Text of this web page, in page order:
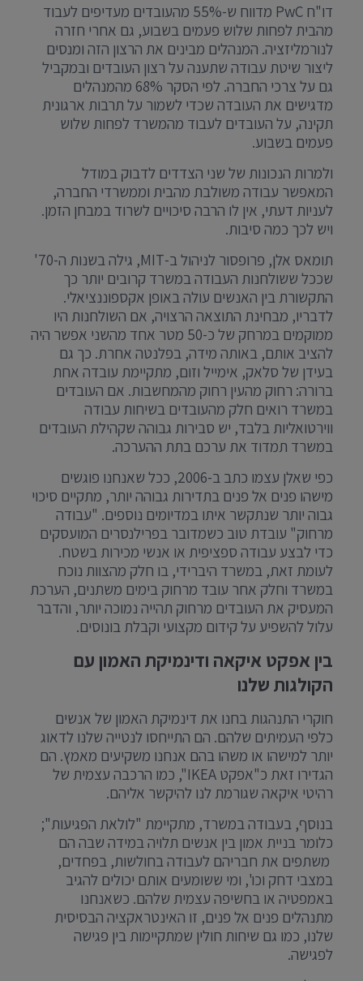
דו"ח PwC מדווח ש-55% מהעובדים מעדיפים לעבוד
מהבית לפחות שלוש פעמים בשבוע, גם אחרי חזרה
לנורמליזציה. המנהלים מבינים את הרצון הזה ומנסים
ליצור שיטת עבודה שתענה על רצון העובדים ובמקביל
גם על צרכי החברה. לפי הסקר 68% מהמנהלים
מדגישים את העובדה שכדי לשמור על תרבות ארגונית
תקינה, על העובדים לעבוד מהמשרד לפחות שלוש
פעמים בשבוע.
ולמרות הנכונות של שני הצדדים לדבוק במודל
המאפשר עבודה משולבת מהבית וממשרדי החברה,
לעניות דעתי, אין לו הרבה סיכויים לשרוד במבחן הזמן.
ויש לכך כמה סיבות.
תומאס אלן, פרופסור לניהול ב-MIT, גילה בשנות ה-70'
שככל ששולחנות העבודה במשרד קרובים יותר כך
התקשורת בין האנשים עולה באופן אקספוננציאלי.
לדבריו, מבחינת התוצאה הרצויה, אם השולחנות היו
ממוקמים במרחק של כ-50 מטר אחד מהשני אפשר היה
להציב אותם, באותה מידה, בפלנטה אחרת. כך גם
בעידן של סלאק, אימייל וזום, מתקיימת עובדה אחת
ברורה: רחוק מהעין רחוק מהמחשבות. אם העובדים
במשרד רואים חלק מהעובדים בשיחות עבודה
ווירטואליות בלבד, יש סבירות גבוהה שקהילת העובדים
במשרד תמדוד את ערכם בתת ההערכה.
כפי שאלן עצמו כתב ב-2006, ככל שאנחנו פוגשים
מישהו פנים אל פנים בתדירות גבוהה יותר, מתקיים סיכוי
גבוה יותר שנתקשר איתו במדיומים נוספים. "עבודה
מרחוק" עובדת טוב כשמדובר בפרילנסרים המועסקים
כדי לבצע עבודה ספציפית או אנשי מכירות בשטח.
לעומת זאת, במשרד היברידי, בו חלק מהצוות נוכח
במשרד וחלק אחר עובד מרחוק בימים משתנים, הערכת
המעסיק את העובדים מרחוק תהייה נמוכה יותר, והדבר
עלול להשפיע על קידום מקצועי וקבלת בונוסים.
בין אפקט איקאה ודינמיקת האמון עם
הקולגות שלנו
חוקרי התנהגות בחנו את דינמיקת האמון של אנשים
כלפי העמיתים שלהם. הם התייחסו לנטייה שלנו לדאוג
יותר למישהו או משהו בהם אנחנו משקיעים מאמץ. הם
הגדירו זאת כ"אפקט IKEA", כמו הרכבה עצמית של
רהיטי איקאה שגורמת לנו להיקשר אליהם.
בנוסף, בעבודה במשרד, מתקיימת "לולאת הפגיעות";
כלומר בניית אמון בין אנשים תלויה במידה שבה הם
משתפים את חבריהם לעבודה בחולשות, בפחדים,
במצבי דחק וכו', ומי ששומעים אותם יכולים להגיב
באמפטיה או בחשיפה עצמית שלהם. כשאנחנו
מתנהלים פנים אל פנים, זו האינטראקציה הבסיסית
שלנו, כמו גם שיחות חולין שמתקיימות בין פגישה
לפגישה.